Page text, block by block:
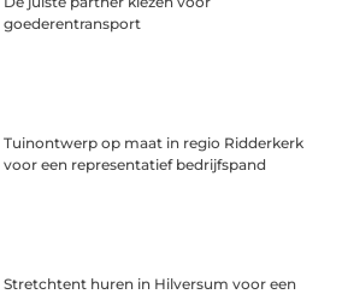
goederentransport
Tuinontwerp op maat in regio Ridderkerk
voor een representatief bedrijfspand
Stretchtent huren in Hilversum voor een